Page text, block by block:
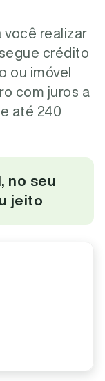
você realizar
crédito
ou imóvel
com juros a
até 240
no seu
jeito